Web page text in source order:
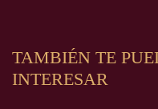
TAMBIÉN TE
INTERESAR